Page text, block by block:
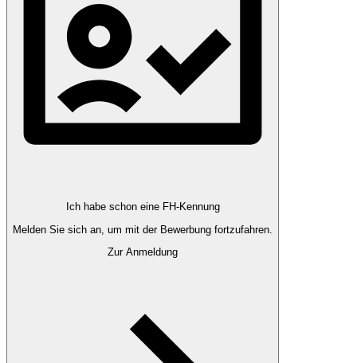
Ich habe schon eine FH-Kennung
Melden Sie sich an, um mit der Bewerbung fortzufahren.
Zur Anmeldung